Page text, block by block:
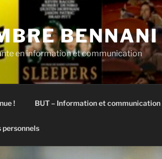
en information et communication
! BUT – Information et communication
personnels